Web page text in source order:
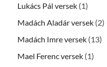
Lukács Pál versek (1)
Madách Aladár versek (2)
Madách Imre versek (13)
Mael Ferenc versek (1)